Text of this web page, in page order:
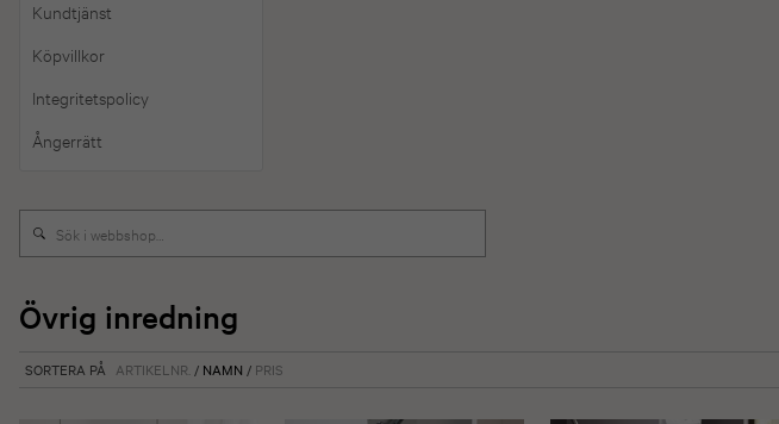
Kundtjänst
Köpvillkor
Integritetspolicy
Ångerrätt
Övrig inredning
SORTERA PÅ ARTIKELNR./ NAMN / PRIS